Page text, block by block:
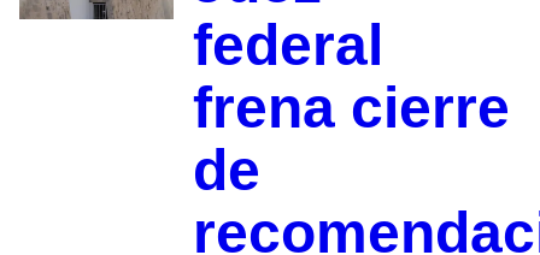
federal
frena cierre
de